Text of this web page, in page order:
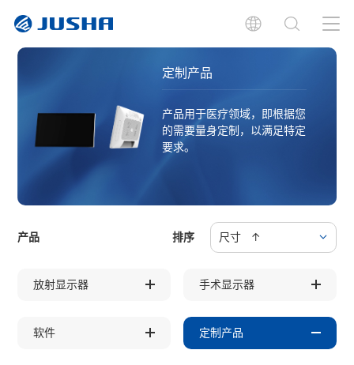
定制产品
产品用于医疗领域，即根据您
的需要量身定制，以满足特定
要求。
产品 排序 尺寸 ↑
放射显示器 手术显示器
软件 定制产品